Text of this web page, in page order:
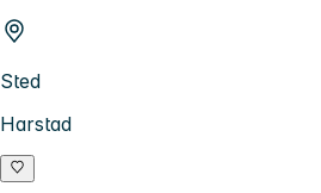
Sted
Harstad